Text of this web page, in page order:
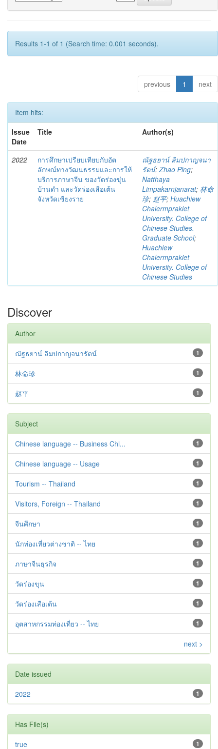
Results 1-1 of 1 (Search time: 0.001 seconds).
previous 1 next
Item hits:
Issue
Date
Title Author(s)
2022
การศึกษาเปรียบเทียบกับอัต
ลักษณ์ทางวัฒนธรรมและการให้
บริการภาษาจีน ของวัดร่องขุ่น
บ้านดำ และวัดร่องเสือเต้น
จังหวัดเชียงราย
ณัฐธยาน์ ลิมปกาญจนา
รัตน์;Zhao Ping;
Natthaya
Limpakarnjanarat; 林命
珍; 赵平; Huachiew
Chalermprakiet
University. College of
Chinese Studies.
Graduate School;
Huachiew
Chalermprakiet
University. College of
Chinese Studies
Discover
Author
1
ณัฐธยาน์ ลิมปกาญจนารัตน์
1
林命珍
1
赵平
Subject
1
Chinese language -- Business Chi...
1
Chinese language -- Usage
1
Tourism -- Thailand
1
Visitors, Foreign -- Thailand
1
จีนศึกษา
1
นักท่องเที่ยวต่างชาติ -- ไทย
1
ภาษาจีนธุรกิจ
1
วัดร่องขุน
1
วัดร่องเสือเต้น
1
อุตสาหกรรมท่องเที่ยว -- ไทย
next >
Date issued
1
2022
Has File(s)
1
true